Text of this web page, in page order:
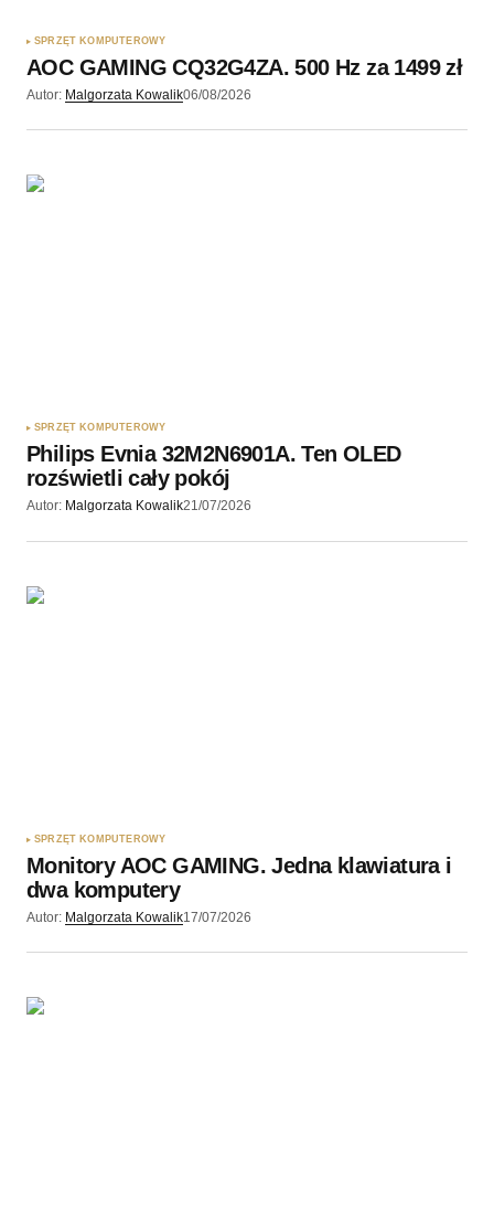
Wyślij komentarz
SPRZĘT KOMPUTEROWY
AOC GAMING CQ32G4ZA. 500 Hz za 1499 zł
Autor: Malgorzata Kowalik06/08/2026
SPRZĘT KOMPUTEROWY
Philips Evnia 32M2N6901A. Ten OLED
rozświetli cały pokój
Autor: Malgorzata Kowalik21/07/2026
SPRZĘT KOMPUTEROWY
Monitory AOC GAMING. Jedna klawiatura i
dwa komputery
Autor: Malgorzata Kowalik17/07/2026